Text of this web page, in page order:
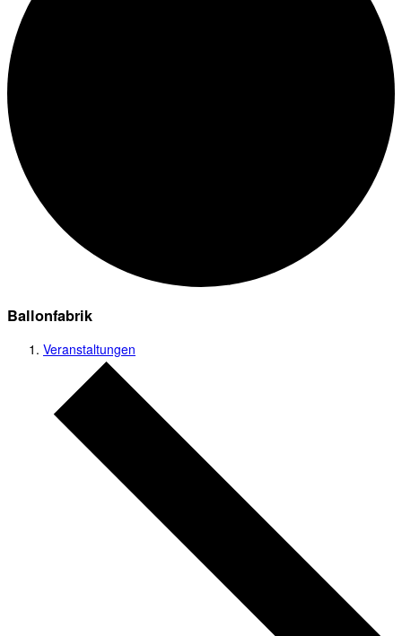
Ballonfabrik
Veranstaltungen